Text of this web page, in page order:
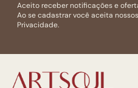
Aceito receber notificações e
Ao se cadastrar você aceita nossos
Privacidade.